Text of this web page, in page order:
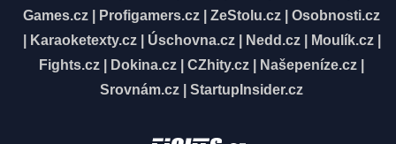
Games.cz
Profigamers.cz ZeStolu.cz
Osobnosti.cz
Karaoketexty.cz| Úschovna.cz| Nedd.cz| Moulík.cz|
Fights.cz
Dokina.cz CZhity.cz Našepeníze.cz
Srovnám.cz
StartupInsider.cz